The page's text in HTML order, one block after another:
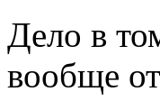
Дело в
вообще